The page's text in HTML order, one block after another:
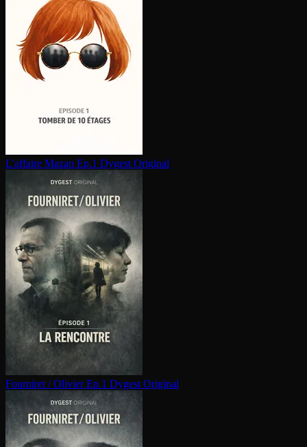
L'affaire Mazan Ep.1 Dygest Original
Fourniret / Olivier Ep.1 Dygest Original